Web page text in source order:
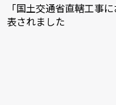
「国土交通省直轄工事
表されました